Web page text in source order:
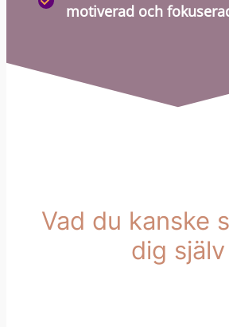
motiverad och
Vad du kanske
dig själv